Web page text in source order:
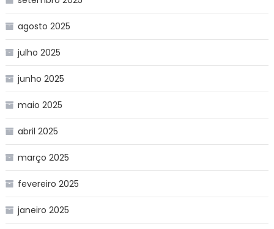
agosto 2025
julho 2025
junho 2025
maio 2025
abril 2025
março 2025
fevereiro 2025
janeiro 2025